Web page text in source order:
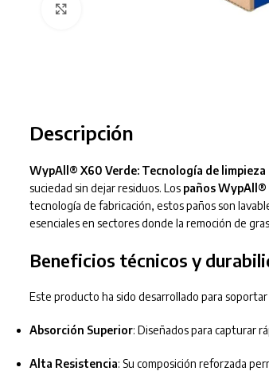
Descripción
WypAll® X60 Verde: Tecnología de
suciedad sin dejar residuos. Los paños WypAll®
tecnología de fabricación, estos paños son
esenciales en sectores donde la remoción de
Beneficios técnicos y
Este producto ha sido desarrollado para
Absorción Superior: Diseñados para capturar
Alta Resistencia: Su composición reforzada